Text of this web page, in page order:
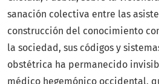
sanación colectiva entre las
construcción del conocimiento
la sociedad, sus códigos y
obstétrica ha permanecido
médico hegemónico occidental,